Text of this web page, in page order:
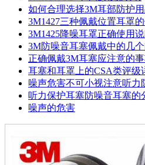
如何合理选择3M耳部防护
3M1427三种佩戴位置耳罩
3M1425降噪耳罩正确使用
3M防噪音耳塞佩戴中的几
正确佩戴3M耳塞应注意的
耳塞和耳罩上的CSA类评级
噪声危害不可小视注意听力
听力保护耳塞防噪音耳塞的
噪声的危害